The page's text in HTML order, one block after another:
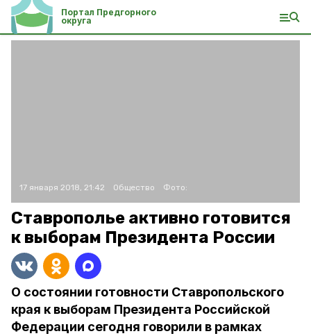
Портал Предгорного
округа
17 января 2018, 21:42 Общество Фото:
Ставрополье активно готовится
к выборам Президента России
О состоянии готовности Ставропольского
края к выборам Президента Российской
Федерации сегодня говорили в рамках